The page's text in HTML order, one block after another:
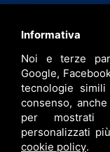
info@bfspa.it
+39 0532 836102
Lavora con noi
Informativa
Noi e terze
Google,
tecnologie
consenso,
per mostrati
personalizzati
cookie policy.